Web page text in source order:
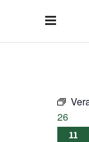
26
11